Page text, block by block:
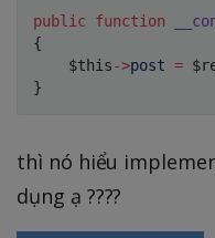
public function
{
$this->post =
}
thì nó hiểu
dụng ạ ????